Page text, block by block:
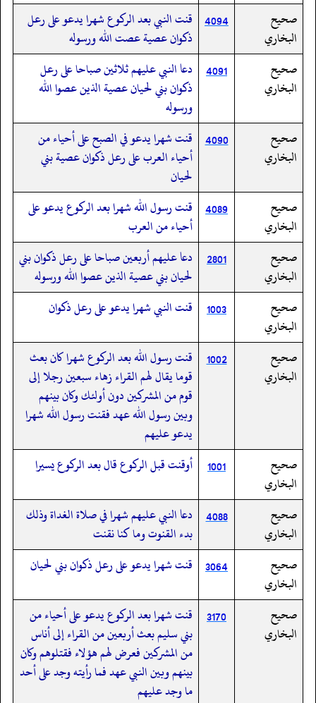
صحيح
البخاري
4094 قنت النبي بعد الركوع شهرا يدعو على رعل
ذكوان عصية عصت الله ورسوله
صحيح
البخاري
4091
دعا النبي عليهم ثلاثين صباحا على رعل
ذكوان بني لحيان عصية الذين عصوا الله
ورسوله
صحيح
البخاري
4090 قنت شهرا يدعو في الصبح على أحياء من
أحياء العرب على رعل ذكوان عصية بني
لحيان
صحيح
البخاري
4089 قنت رسول الله شهرا بعد الركوع يدعو على
أحياء من العرب
صحيح
البخاري
2801
دعا عليهم أربعين صباحا على رعل ذكوان بني
لحيان بني عصية الذين عصوا الله ورسوله
صحيح
البخاري
1003 قنت النبي شهرا يدعو على رعل ذكوان
صحيح
البخاري
1002
قنت رسول الله بعد الركوع شهرا كان بعث
قوما يقال لهم القراء زهاء سبعين رجلا إلى
قوم من المشركين دون أولئك وكان بينهم
وبين رسول الله عهد فقنت رسول الله شهرا
يدعو عليهم
صحيح
البخاري
1001 أوقنت قبل الركوع قال بعد الركوع يسيرا
صحيح
البخاري
4088
دعا النبي عليهم شهرا في صلاة الغداة وذلك
بدء القنوت وما كنا نقنت
صحيح
البخاري
3064 قنت شهرا يدعو على رعل ذكوان بني لحيان
صحيح
البخاري
3170
قنت شهرا بعد الركوع يدعو على أحياء من
بني سليم بعث أربعين من القراء إلى أناس
من المشركين فعرض لهم هؤلاء فقتلوهم وكان
بينهم وبين النبي عهد فما رأيته وجد على أحد
ما وجد عليهم